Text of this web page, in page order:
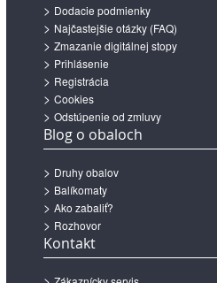
Dodacie podmienky
Najčastejšie otázky (FAQ)
Zmazanie digitálnej stopy
Prihlásenie
Registrácia
Cookies
Odstúpenie od zmluvy
Blog o obaloch
Druhy obalov
Balíkomaty
Ako zabaliť?
Rozhovor
Kontakt